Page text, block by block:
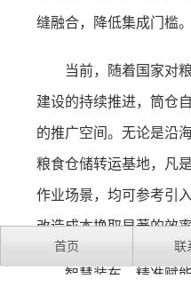
缝融合，降低集成门槛。
当前，随着国家对
建设的持续推进，筒仓
的推广空间。无论是沿
粮食仓储转运基地，凡
作业场景，均可参考引
改造成本换取显著的效
智慧装车，精准赋
首页 联